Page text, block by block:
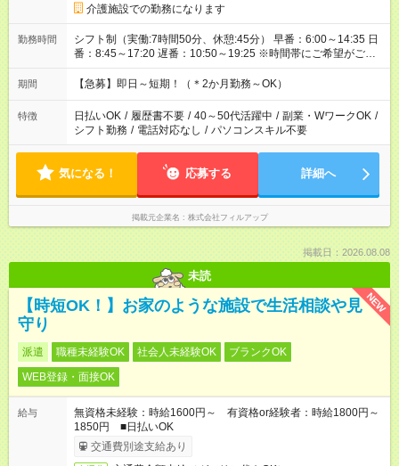
介護施設での勤務になります
勤務時間
シフト制（実働:7時間50分、休憩:45分） 早番：6:00～14:35 日
番：8:45～17:20 遅番：10:50～19:25 ※時間帯にご希望がござ
いましたらお気軽にご相談ください。
期間 【急募】即日～短期！（＊2か月勤務～OK）
特徴 日払いOK / 履歴書不要 / 40～50代活躍中 / 副業・WワークOK /
シフト勤務 / 電話対応なし / パソコンスキル不要
気になる！ 応募する 詳細へ
掲載元企業名 株式会社フィルアップ
掲載日：2026.08.08
未読
NEW
【時短OK！】お家のような施設で生活相談や見
守り
派遣 職種未経験OK 社会人未経験OK
ブランクOK
WEB登録・面接OK
給与
無資格未経験：時給1600円～ 有資格or経験者：時給1800円～
1850円 ■日払いOK
交通費別途支給あり